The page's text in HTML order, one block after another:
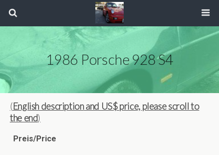
1986 Porsche 928 S4
(English descriptionand US$ price, please scroll to
the end)
Preis/Price